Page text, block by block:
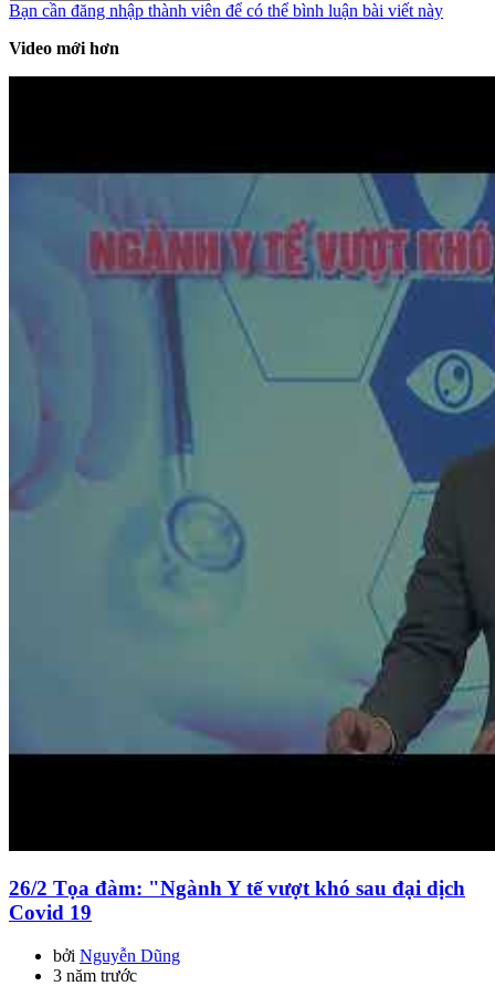
Bạn cần đăng nhập thành viên để có thể bình luận bài viết này
Video mới hơn
26/2 Tọa đàm: "Ngành Y tế vượt khó sau đại dịch
Covid 19
bởi Nguyễn Dũng
3 năm trước